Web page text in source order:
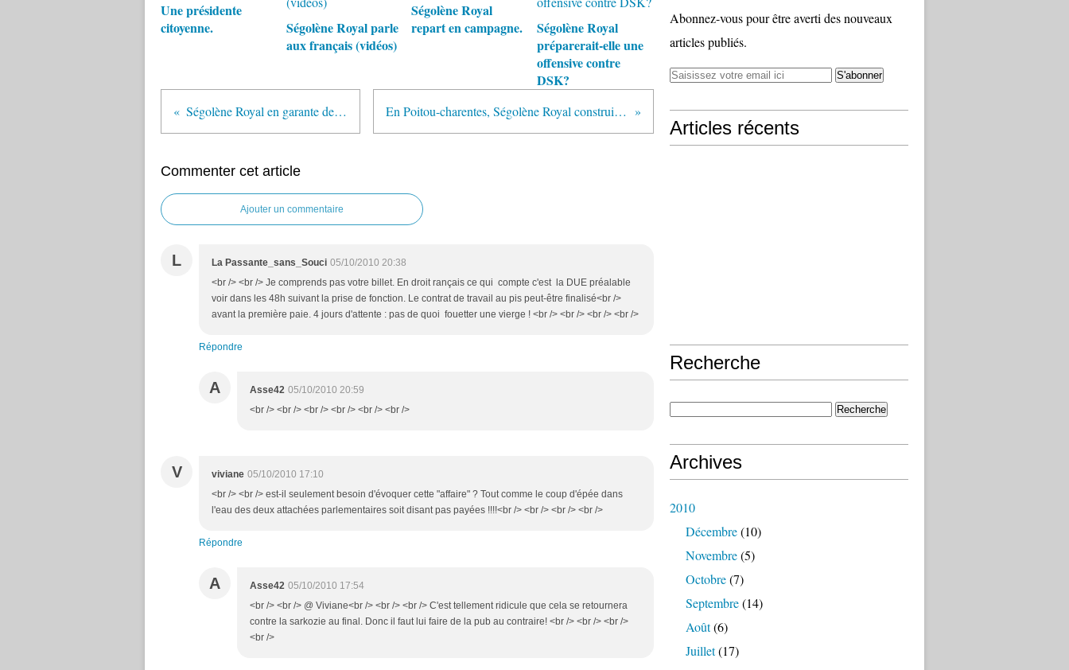
Une présidente
citoyenne.
Ségolène Royal parle
aux français (vidéos)
Ségolène Royal
repart en campagne.
Ségolène Royal
préparerait-elle une
offensive contre
DSK?
Ségolène Royal en garante de l'ordre juste. En Poitou-charentes, Ségolène Royal construit la santé d'avenir.
Commenter cet article
Ajouter un commentaire
L La Passante_sans_Souci 05/10/2010 20:38
<br /> <br /> Je comprends pas votre billet. En droit rançais ce qui compte c'est la DUE préalable
voir dans les 48h suivant la prise de fonction. Le contrat de travail au pis peut-être finalisé<br />
avant la première paie. 4 jours d'attente : pas de quoi fouetter une vierge ! <br /> <br /> <br /> <br />
Répondre
A Asse42 05/10/2010 20:59
<br /> <br /> <br /> <br /> <br /> <br />
V viviane 05/10/2010 17:10
<br /> <br /> est-il seulement besoin d'évoquer cette "affaire" ? Tout comme le coup d'épée dans
l'eau des deux attachées parlementaires soit disant pas payées !!!!<br /> <br /> <br /> <br />
Répondre
A Asse42 05/10/2010 17:54
<br /> <br /> @ Viviane<br /> <br /> <br /> C'est tellement ridicule que cela se retournera
contre la sarkozie au final. Donc il faut lui faire de la pub au contraire! <br /> <br /> <br />
<br />
Abonnez-vous pour être averti des nouveaux
articles publiés.
Articles récents
Recherche
Archives
2010
Décembre(10)
Novembre(5)
Octobre(7)
Septembre(14)
Août(6)
Juillet(17)